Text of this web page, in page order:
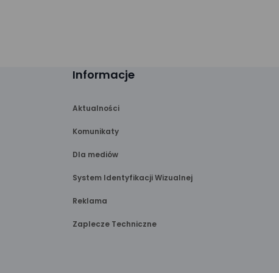
Informacje
Aktualności
Komunikaty
Dla mediów
System Identyfikacji Wizualnej
Reklama
Zaplecze Techniczne